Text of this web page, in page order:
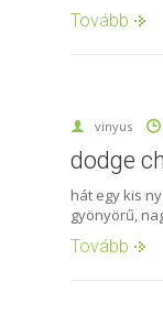
Tovább
vinyus
dodge
hát egy kis
gyönyörű,
Tovább